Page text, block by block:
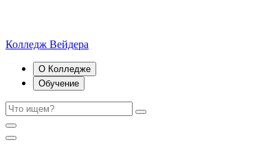
Колледж Вейдера
О Колледже
Обучение